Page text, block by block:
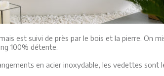
est suivi de près par le bois et la pierre. On
100% détente.
en acier inoxydable, les vedettes sont